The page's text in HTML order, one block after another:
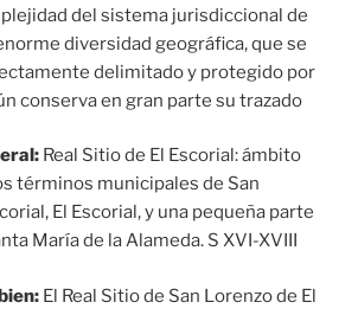
del sistema jurisdiccional de
diversidad geográfica, que se
delimitado y protegido por
conserva en gran parte su trazado
Real Sitio de El Escorial: ámbito
términos municipales de San
El Escorial, y una pequeña parte
María de la Alameda. S XVI-XVIII
El Real Sitio de San Lorenzo de El